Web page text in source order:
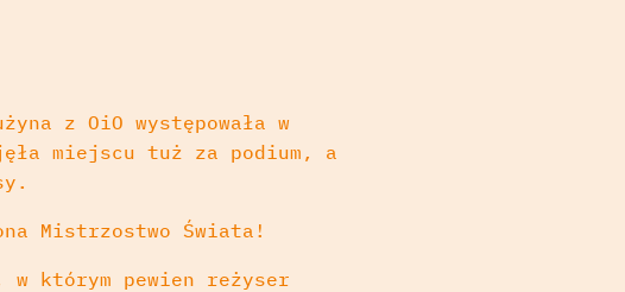
z OiO występowała w
miejscu tuż za podium, a
Mistrzostwo Świata!
w którym pewien reżyser